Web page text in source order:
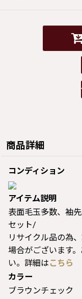
商品詳細
コンディション
アイテム説明
表面毛玉多数、袖
セット/
リサイクル品の為
場合がございます
い。詳細は こちら
カラー
ブラウンチェック